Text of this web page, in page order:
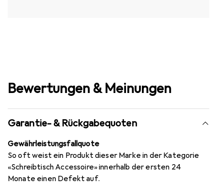
Bewertungen & Meinungen
Garantie- & Rückgabequoten
Gewährleistungsfallquote
So oft weist ein Produkt dieser Marke in der Kategorie
«Schreibtisch Accessoire» innerhalb der ersten 24
Monate einen Defekt auf.